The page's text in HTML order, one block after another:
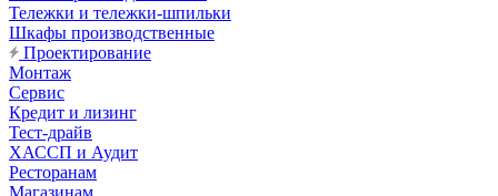
Тележки и тележки-шпильки
Шкафы производственные
Проектирование
Монтаж
Сервис
Кредит и лизинг
Тест-драйв
ХАССП и Аудит
Ресторанам
Магазинам